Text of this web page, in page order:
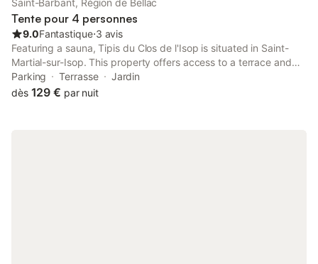
Saint-Barbant, Région de Bellac
Tente pour 4 personnes
9.0Fantastique⋅3 avis
Featuring a sauna, Tipis du Clos de l'Isop is situated in Saint-
Martial-sur-Isop. This property offers access to a terrace and
free private parking. The property is non-smoking and is
located 23 km from Val de Vienne Circuit.
Parking Terrasse
Jardin
dès 129 € par nuit